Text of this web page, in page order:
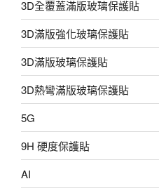
3D全覆蓋滿版玻璃保護貼
3D滿版強化玻璃保護貼
3D滿版玻璃保護貼
3D熱彎滿版玻璃保護貼
5G
9H 硬度保護貼
AI